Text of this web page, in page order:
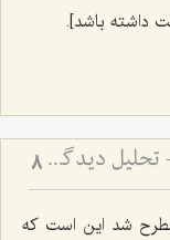
داشته باشد].
تبیین کیفیت تعلق جعل به ماهیات - تحلیل دیدگاه اصالت ماهیت و نسبت آن با واقعیت‌های خارجی 8
شد این است که